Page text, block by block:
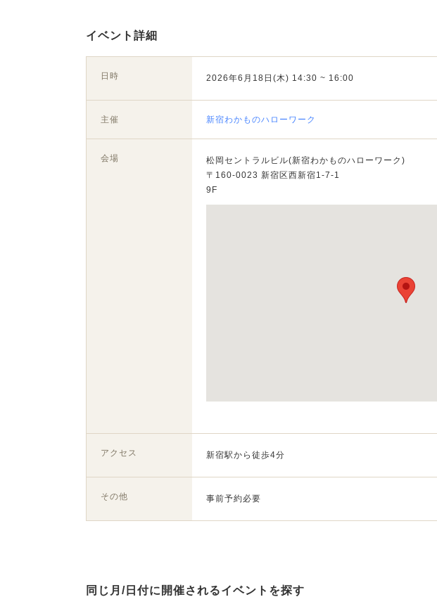
イベント詳細
日時 2026年6月18日(木) 14:30 ~ 16:00
主催 新宿わかものハローワーク
会場
松岡セントラルビル(新宿わかものハローワーク)
〒160-0023 新宿区西新宿1-7-1
9F
アクセス 新宿駅から徒歩4分
その他 事前予約必要
同じ月/日付に開催されるイベントを探す